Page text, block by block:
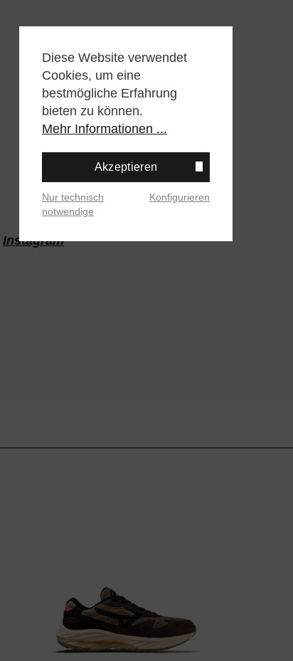
Instagram
Diese Website verwendet
Cookies, um eine
bestmögliche Erfahrung
bieten zu können.
Mehr Informationen ...
Akzeptieren
Nur technisch
notwendige
Konfigurieren